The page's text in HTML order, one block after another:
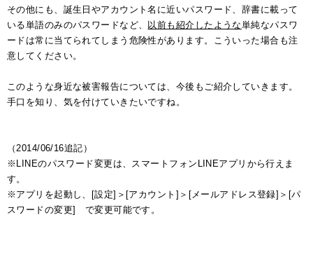
その他にも、誕生日やアカウント名に近いパスワード、辞書に載って
いる単語のみのパスワードなど、 以前も紹介したような単純なパスワ
ードは常に当てられてしまう危険性があります。こういった場合も注
意してください。
このような身近な被害報告については、今後もご紹介していきます。
手口を知り、気を付けていきたいですね。
（2014/06/16追記）
※LINEのパスワード変更は、スマートフォンLINEアプリから行えま
す。
※アプリを起動し、[設定]＞[アカウント]＞[メールアドレス登録]＞[パ
スワードの変更] で変更可能です。